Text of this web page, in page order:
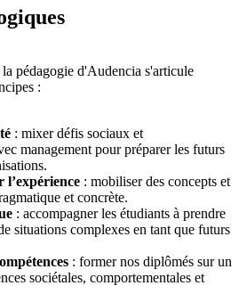
pédagogie d'Audencia s'articule
:
: mixer défis sociaux et
management pour préparer les futurs
l’expérience : mobiliser des concepts et
et concrète.
: accompagner les étudiants à prendre
situations complexes en tant que futurs
: former nos diplômés sur un
sociétales, comportementales et